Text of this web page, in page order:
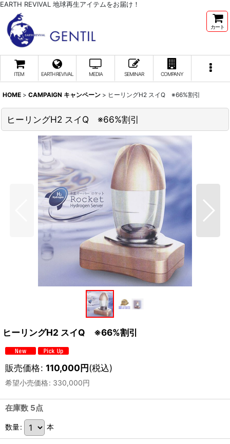
EARTH REVIVAL 地球再生アイテムをお届け！
カート
ITEM EARTH REVIVAL MEDIA SEMINAR COMPANY
HOME > CAMPAIGN キャンペーン > ヒーリングH2 スイQ ※66%割引
ヒーリングH2 スイQ ※66%割引
ヒーリングH2 スイQ ※66%割引
販売価格: 110,000円(税込)
希望小売価格: 330,000円
在庫数 5点
数量: 本